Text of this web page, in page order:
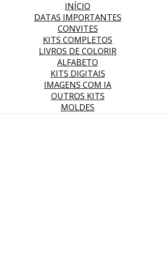
INÍCIO
DATAS IMPORTANTES
CONVITES
KITS COMPLETOS
LIVROS DE COLORIR
ALFABETO
KITS DIGITAIS
IMAGENS COM IA
OUTROS KITS
MOLDES